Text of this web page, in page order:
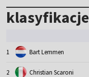
klasyfikacje
1 Bart Lemmen
2 Christian Scaroni